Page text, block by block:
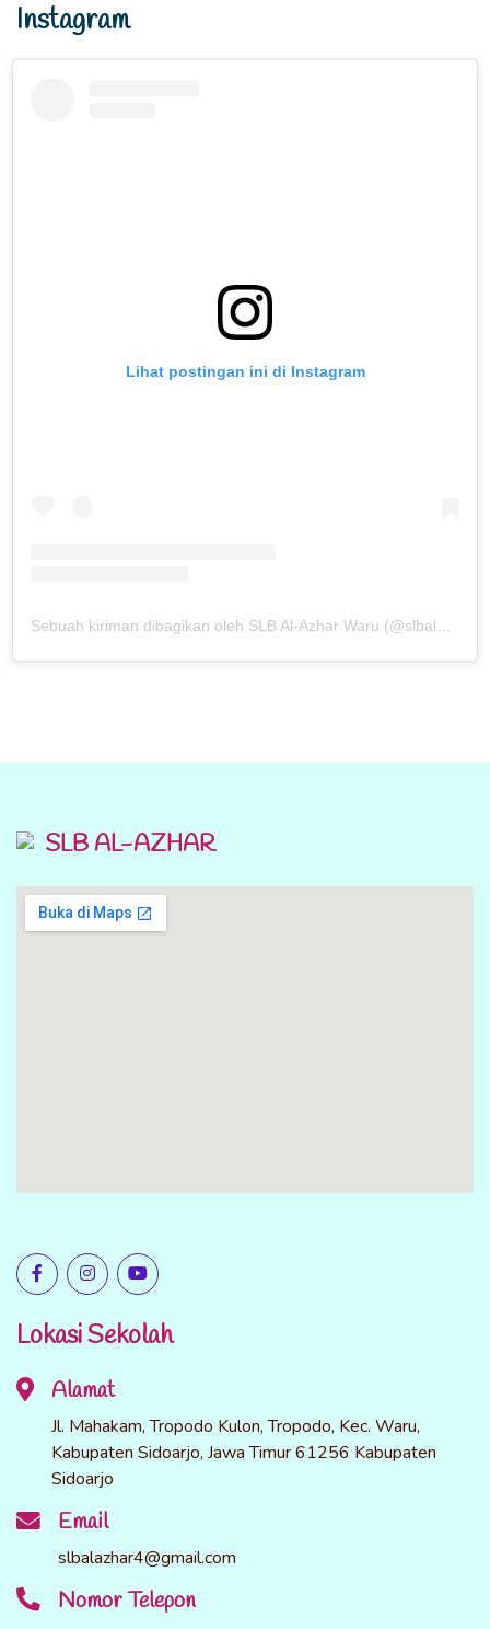
Instagram
Lihat postingan ini di Instagram
SLB AL-AZHAR
Lokasi Sekolah
Alamat
Jl. Mahakam, Tropodo Kulon, Tropodo, Kec. Waru,
Kabupaten Sidoarjo, Jawa Timur 61256 Kabupaten
Sidoarjo
Email
slbalazhar4@gmail.com
Nomor Telepon